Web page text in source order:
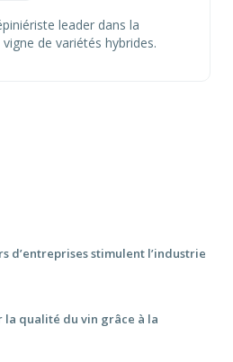
leader dans la
de variétés hybrides.
d’entreprises stimulent l’industrie
la qualité du vin grâce à la